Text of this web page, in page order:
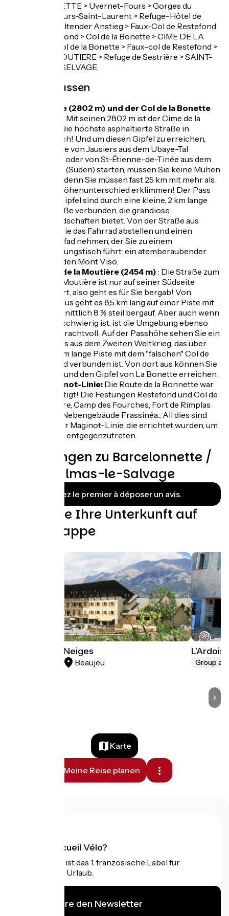
BARCELONNETTE > Uvernet-Fours > Gorges du
Bâchelard > Fours-Saint-Laurent > Refuge-Hôtel de
Bayasse > anhaltender Anstieg > Faux-Col de Restefond
> Col de Restefond > Col de la Bonette > CIME DE LA
BONETTE > Col de la Bonette > Faux-col de Restefond >
COL DE LA MOUTIERE > Refuge de Sestrière > SAINT-
DALMAS-LE-SELVAGE.
Nicht verpassen
Der Cime (2802 m) und der Col de la Bonette
: Mit seinen 2802 m ist der Cime de la
Bonette die höchste asphaltierte Straße in
Frankreich! Und um diesen Gipfel zu erreichen,
egal ob Sie von Jausiers aus dem Ubaye-Tal
(Norden) oder von St-Étienne-de-Tinée aus dem
Tinée-Tal (Süden) starten, müssen Sie keine Mühen
scheuen, denn Sie müssen fast 25 km mit mehr als
1500 m Höhenunterschied erklimmen! Der Pass
und der Gipfel sind durch eine kleine, 2 km lange
Rundstraße verbunden, die grandiose
Mondlandschaften bietet. Von der Straße aus
können Sie das Fahrrad abstellen und einen
kleinen Pfad nehmen, der Sie zu einem
Orientierungstisch führt: ein atemberaubender
Blick auf den Mont Viso.
Der Col de la Moutière (2454 m) : Die Straße zum
Col de la Moutière ist nur auf seiner Südseite
asphaltiert, also geht es für Sie bergab! Von
Bayasse aus geht es 8,5 km lang auf einer Piste mit
durchschnittlich 8 % steil bergauf. Aber auch wenn
der Weg schwierig ist, ist die Umgebung ebenso
wild wie prachtvoll. Auf der Passhöhe sehen Sie ein
Blockhaus aus dem Zweiten Weltkrieg, das über
eine 3,5 km lange Piste mit dem "falschen" Col de
Restefond verbunden ist. Von dort aus können Sie
den Pass und den Gipfel von La Bonette erreichen.
Die Maginot-Linie: Die Route de la Bonnette war
gut befestigt! Die Festungen Restefond und Col de
la Moutière, Camp des Fourches, Fort de Rimplas
und sein Nebengebäude Frassinéa... All dies sind
Werke der Maginot-Linie, die errichtet wurden, um
Mussolini entgegenzutreten.
Bewertungen zu Barcelonnette /
Saint-Dalmas-le-Salvage
Soyez le premier à déposer un avis.
Finden Sie Ihre Unterkunft auf
dieser Etappe
Le Soleil des Neiges
Beaujeu Group
Karte
Meine Reise planen
Was ist Accueil Vélo?
Accueil Vélo ist das 1. französische Label für
Radfahrer im Urlaub.
Ich abonniere den Newsletter